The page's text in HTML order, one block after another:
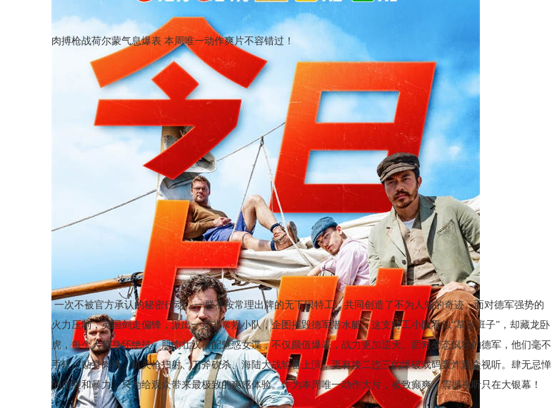
肉搏枪战荷尔蒙气息爆表 本周唯一动作爽片不容错过！
一次不被官方承认的秘密行动，一群不按常理出牌的无下限特工，共同创造了不为人知的奇迹。面对德军强势的
火力压制，英国剑走偏锋，派出一支非常规小队，企图摧毁德军潜水艇。这支特工小队看似“草台班子”，却藏龙卧
虎，每个人都身怀绝技。肌肉壮汉搭配魅惑女谍，不仅颜值爆表，战力更加逆天。面对变态疯狂的德军，他们毫不
手软，贴身肉搏、机关枪扫射、刀斧砍杀、海陆大战轮番上演，更有接二连三的爆破戏码轰炸观众视听。肆无忌惮
的血腥和暴力，只为给观众带来最极致的爽感体验。作为本周唯一动作大片，极致癫爽、震撼视听只在大银幕！